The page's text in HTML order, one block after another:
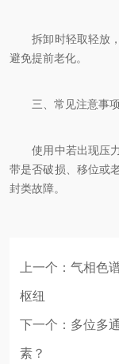
拆卸时轻取轻放，
避免提前老化。
三、常见注意事项
使用中若出现压力
带是否破损、移位或
封类故障。
上一个： 气相色
枢纽
下一个： 多位多
素？